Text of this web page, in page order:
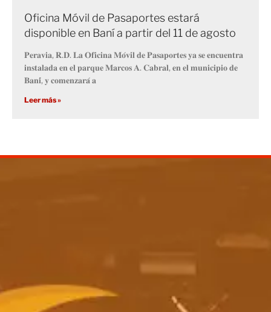
Oficina Móvil de Pasaportes estará
disponible en Baní a partir del 11 de agosto
𝐏𝐞𝐫𝐚𝐯𝐢𝐚, 𝐑.𝐃. 𝐋𝐚 𝐎𝐟𝐢𝐜𝐢𝐧𝐚 𝐌𝐨́𝐯𝐢𝐥 𝐝𝐞 𝐏𝐚𝐬𝐚𝐩𝐨𝐫𝐭𝐞𝐬 𝐲𝐚 𝐬𝐞 𝐞𝐧𝐜𝐮𝐞𝐧𝐭𝐫𝐚
𝐢𝐧𝐬𝐭𝐚𝐥𝐚𝐝𝐚 𝐞𝐧 𝐞𝐥 𝐩𝐚𝐫𝐪𝐮𝐞 𝐌𝐚𝐫𝐜𝐨𝐬 𝐀. 𝐂𝐚𝐛𝐫𝐚𝐥, 𝐞𝐧 𝐞𝐥 𝐦𝐮𝐧𝐢𝐜𝐢𝐩𝐢𝐨 𝐝𝐞
𝐁𝐚𝐧𝐢́, 𝐲 𝐜𝐨𝐦𝐞𝐧𝐳𝐚𝐫𝐚́ 𝐚
Leer más »